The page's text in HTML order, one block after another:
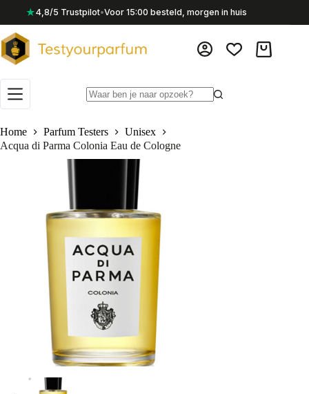
inhoud
★4,8/5 Trustpilot•Voor 15:00 besteld, morgen in huis
Home
Parfum Testers
Unisex
Acqua di Parma Colonia Eau de Cologne